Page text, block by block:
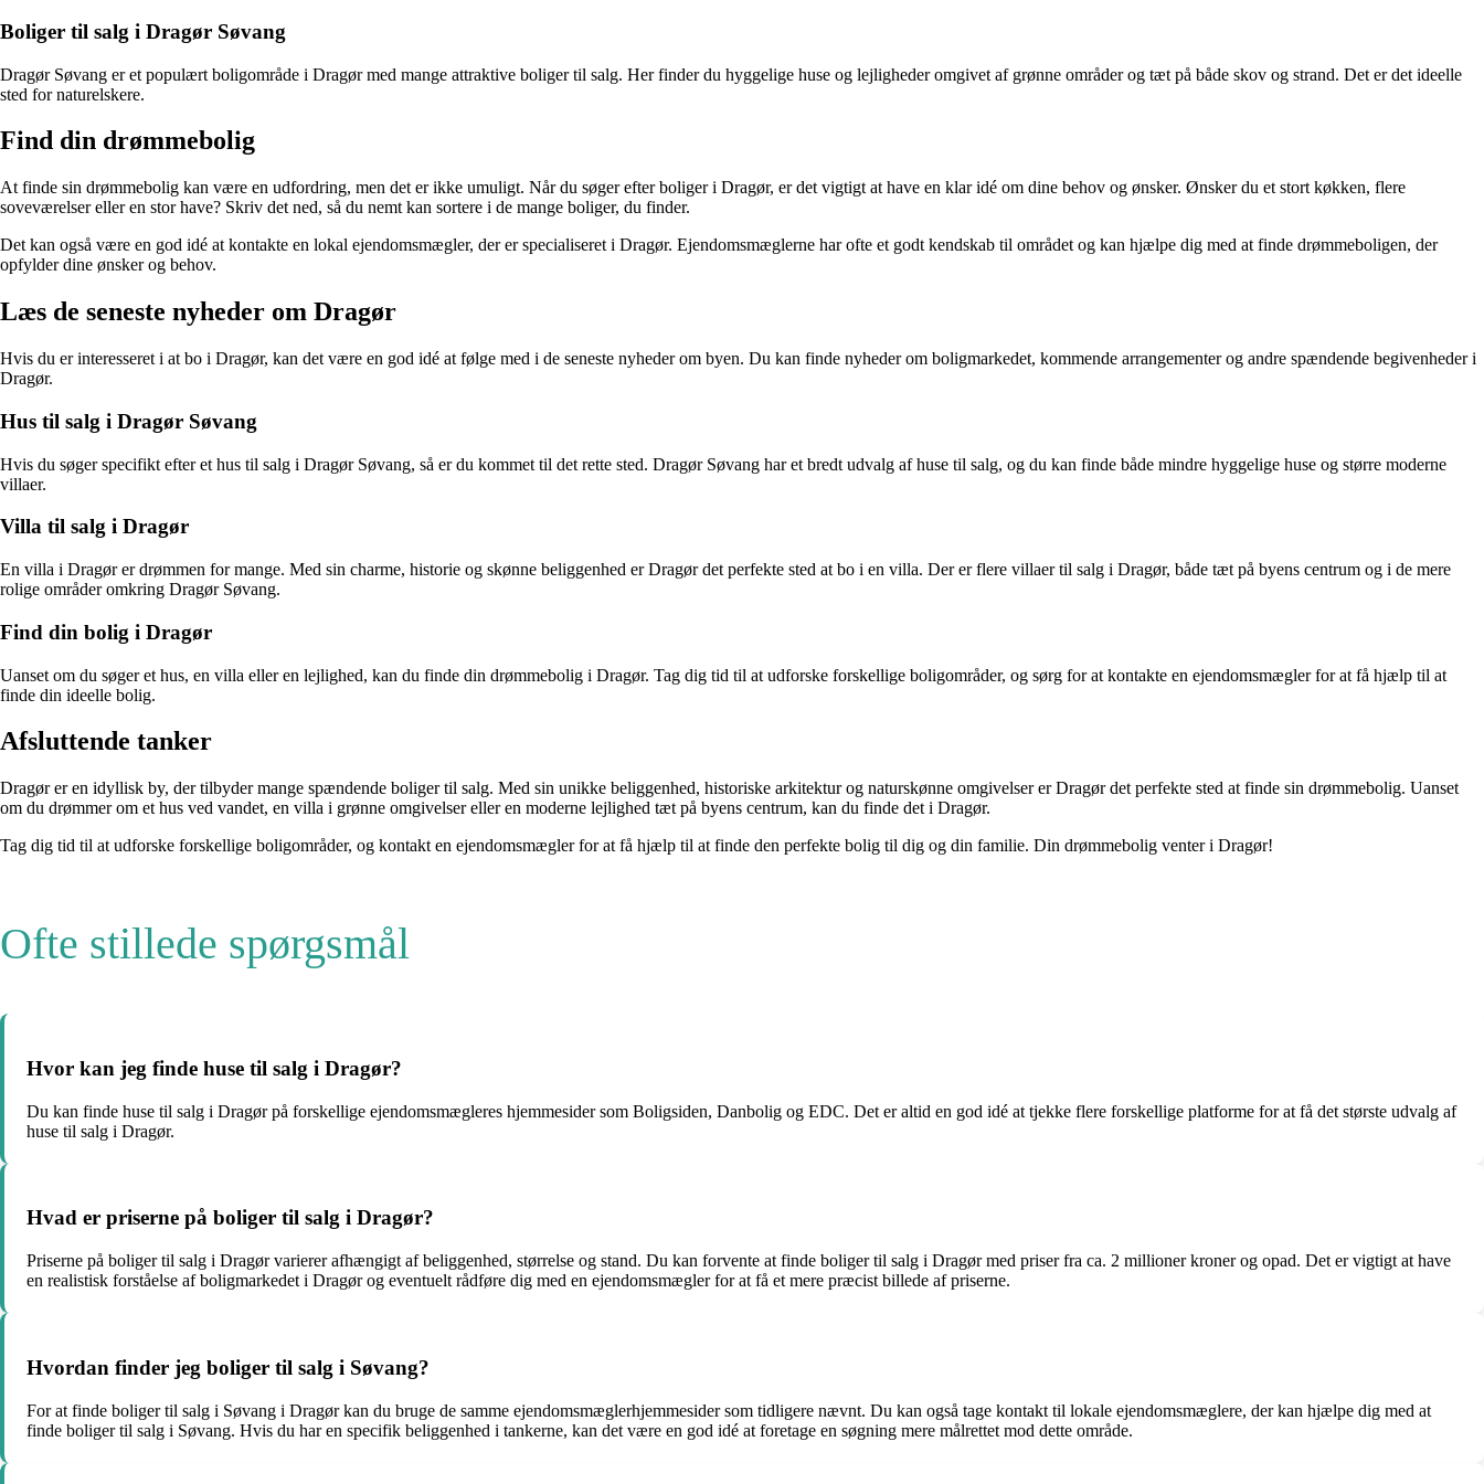
Boliger til salg i Dragør Søvang
Dragør Søvang er et populært boligområde i Dragør med mange attraktive boliger til salg. Her finder du hyggelige huse og lejligheder omgivet af grønne områder og tæt på både skov og strand. Det er det ideelle
sted for naturelskere.
Find din drømmebolig
At finde sin drømmebolig kan være en udfordring, men det er ikke umuligt. Når du søger efter boliger i Dragør, er det vigtigt at have en klar idé om dine behov og ønsker. Ønsker du et stort køkken, flere
soveværelser eller en stor have? Skriv det ned, så du nemt kan sortere i de mange boliger, du finder.
Det kan også være en god idé at kontakte en lokal ejendomsmægler, der er specialiseret i Dragør. Ejendomsmæglerne har ofte et godt kendskab til området og kan hjælpe dig med at finde drømmeboligen, der
opfylder dine ønsker og behov.
Læs de seneste nyheder om Dragør
Hvis du er interesseret i at bo i Dragør, kan det være en god idé at følge med i de seneste nyheder om byen. Du kan finde nyheder om boligmarkedet, kommende arrangementer og andre spændende begivenheder i
Dragør.
Hus til salg i Dragør Søvang
Hvis du søger specifikt efter et hus til salg i Dragør Søvang, så er du kommet til det rette sted. Dragør Søvang har et bredt udvalg af huse til salg, og du kan finde både mindre hyggelige huse og større moderne
villaer.
Villa til salg i Dragør
En villa i Dragør er drømmen for mange. Med sin charme, historie og skønne beliggenhed er Dragør det perfekte sted at bo i en villa. Der er flere villaer til salg i Dragør, både tæt på byens centrum og i de mere
rolige områder omkring Dragør Søvang.
Find din bolig i Dragør
Uanset om du søger et hus, en villa eller en lejlighed, kan du finde din drømmebolig i Dragør. Tag dig tid til at udforske forskellige boligområder, og sørg for at kontakte en ejendomsmægler for at få hjælp til at
finde din ideelle bolig.
Afsluttende tanker
Dragør er en idyllisk by, der tilbyder mange spændende boliger til salg. Med sin unikke beliggenhed, historiske arkitektur og naturskønne omgivelser er Dragør det perfekte sted at finde sin drømmebolig. Uanset
om du drømmer om et hus ved vandet, en villa i grønne omgivelser eller en moderne lejlighed tæt på byens centrum, kan du finde det i Dragør.
Tag dig tid til at udforske forskellige boligområder, og kontakt en ejendomsmægler for at få hjælp til at finde den perfekte bolig til dig og din familie. Din drømmebolig venter i Dragør!
Ofte stillede spørgsmål
Hvor kan jeg finde huse til salg i Dragør?
Du kan finde huse til salg i Dragør på forskellige ejendomsmægleres hjemmesider som Boligsiden, Danbolig og EDC. Det er altid en god idé at tjekke flere forskellige platforme for at få det største udvalg af
huse til salg i Dragør.
Hvad er priserne på boliger til salg i Dragør?
Priserne på boliger til salg i Dragør varierer afhængigt af beliggenhed, størrelse og stand. Du kan forvente at finde boliger til salg i Dragør med priser fra ca. 2 millioner kroner og opad. Det er vigtigt at have
en realistisk forståelse af boligmarkedet i Dragør og eventuelt rådføre dig med en ejendomsmægler for at få et mere præcist billede af priserne.
Hvordan finder jeg boliger til salg i Søvang?
For at finde boliger til salg i Søvang i Dragør kan du bruge de samme ejendomsmæglerhjemmesider som tidligere nævnt. Du kan også tage kontakt til lokale ejendomsmæglere, der kan hjælpe dig med at
finde boliger til salg i Søvang. Hvis du har en specifik beliggenhed i tankerne, kan det være en god idé at foretage en søgning mere målrettet mod dette område.